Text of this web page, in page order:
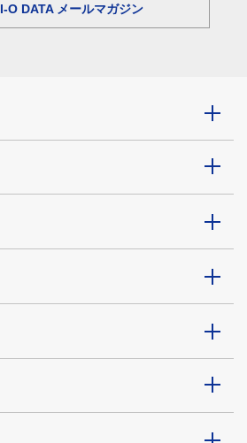
I-O DATA メールマガジン